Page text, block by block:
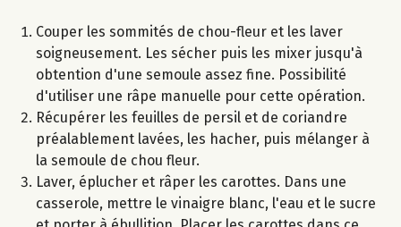
Couper les sommités de chou-fleur et les laver
soigneusement. Les sécher puis les mixer jusqu'à
obtention d'une semoule assez fine. Possibilité
d'utiliser une râpe manuelle pour cette opération.
Récupérer les feuilles de persil et de coriandre
préalablement lavées, les hacher, puis mélanger à
la semoule de chou fleur.
Laver, éplucher et râper les carottes. Dans une
casserole, mettre le vinaigre blanc, l'eau et le sucre